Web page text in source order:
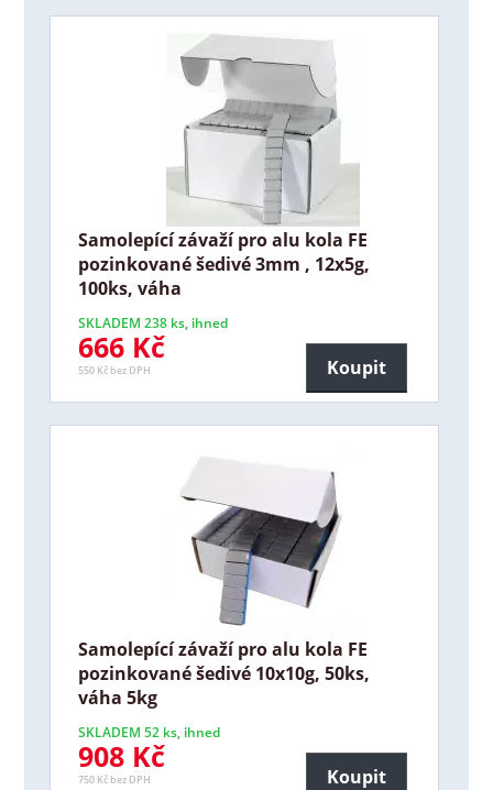
Samolepící závaží pro alu kola FE
pozinkované šedivé 3mm , 12x5g,
100ks, váha
SKLADEM 238 ks, ihned
666 Kč
550 Kč bez DPH Koupit
Samolepící závaží pro alu kola FE
pozinkované šedivé 10x10g, 50ks,
váha 5kg
SKLADEM 52 ks, ihned
908 Kč
750 Kč bez DPH Koupit